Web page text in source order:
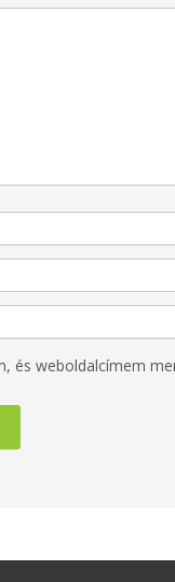
és weboldalcímem